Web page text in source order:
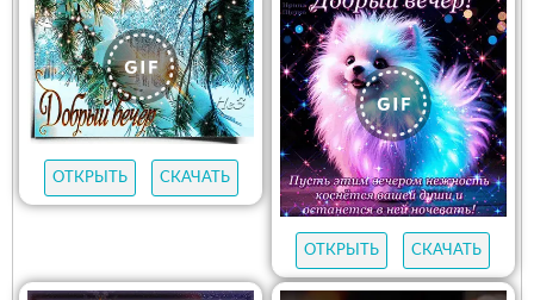
ОТКРЫТЬ СКАЧАТЬ
ОТКРЫТЬ СКАЧАТЬ